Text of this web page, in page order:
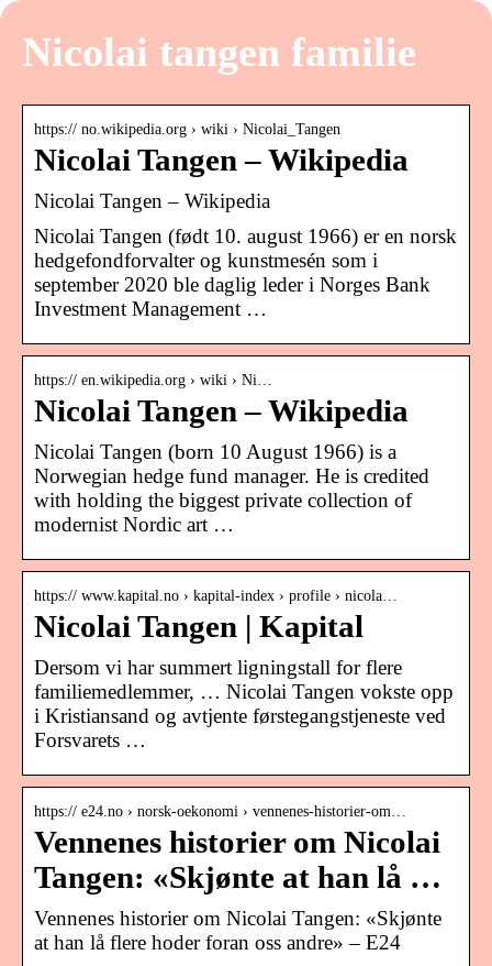
Nicolai tangen familie
https:// no.wikipedia.org › wiki › Nicolai_Tangen
Nicolai Tangen – Wikipedia
Nicolai Tangen – Wikipedia
Nicolai Tangen (født 10. august 1966) er en norsk
hedgefondforvalter og kunstmesén som i
september 2020 ble daglig leder i Norges Bank
Investment Management …
https:// en.wikipedia.org › wiki › Ni…
Nicolai Tangen – Wikipedia
Nicolai Tangen (born 10 August 1966) is a
Norwegian hedge fund manager. He is credited
with holding the biggest private collection of
modernist Nordic art …
https:// www.kapital.no › kapital-index › profile › nicola…
Nicolai Tangen | Kapital
Dersom vi har summert ligningstall for flere
familiemedlemmer, … Nicolai Tangen vokste opp
i Kristiansand og avtjente førstegangstjeneste ved
Forsvarets …
https:// e24.no › norsk-oekonomi › vennenes-historier-om…
Vennenes historier om Nicolai
Tangen: «Skjønte at han lå …
Vennenes historier om Nicolai Tangen: «Skjønte
at han lå flere hoder foran oss andre» – E24